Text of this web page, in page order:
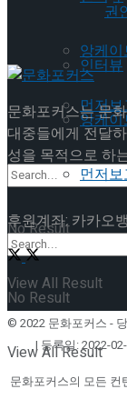
앙케
먼저
No Result
View All Result
인터뷰
앙케
먼저
No Result
View All Result
권
문화포커스는 문
대중들에게 전달
성을 목적으로 하
후원계좌: 카카오
© 2022 문화포커스 -
| 등록일: 2022-
문화포커스의 모든